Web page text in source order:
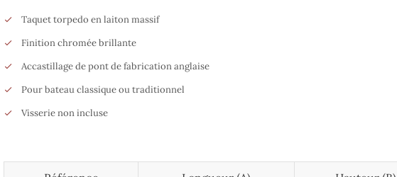
Taquet torpedo en laiton massif
Finition chromée brillante
Accastillage de pont de fabrication anglaise
Pour bateau classique ou traditionnel
Visserie non incluse